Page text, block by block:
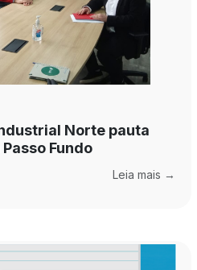
Norte pauta
Fundo
Leia mais →